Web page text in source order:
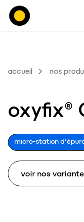
accueil nos
oxyfix®
micro-station